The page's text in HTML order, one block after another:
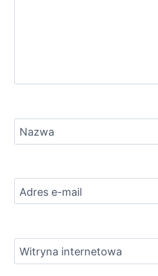
Nazwa
Adres e-mail
Witryna internetowa